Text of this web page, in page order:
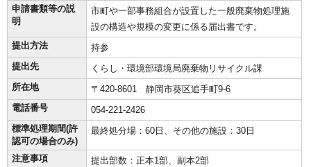
申請書類等の説
明
市町や一部事務組合が設置した一般廃棄物処理施
設の構造や規模の変更に係る届出書です。
提出方法
持参
提出先
くらし・環境部環境局廃棄物リサイクル課
所在地
〒420-8601 静岡市葵区追手町9-6
電話番号
054-221-2426
標準処理期間(許
認可の場合のみ)
最終処分場：60日、その他の施設：30日
注意事項 提出部数：正本1部、副本2部